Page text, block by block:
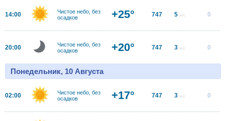
14:00
Чистое небо, без
осадков
+25° 747 5 м/с 0
20:00
Чистое небо, без
осадков
+20° 747 3 м/с 0
Понедельник, 10 Августа
02:00
Чистое небо, без
осадков
+17° 747 3 м/с 0